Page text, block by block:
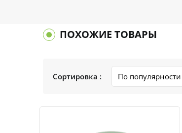
ПОХОЖИЕ ТОВАРЫ
Сортировка :